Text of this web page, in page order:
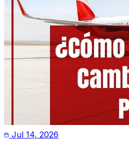
Jul 14, 2026